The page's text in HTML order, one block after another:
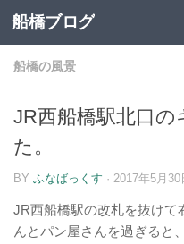
コンテンツへスキップ
船橋ブログ
船橋の風景
JR西船橋駅北口
た。
BY ふなばっくす · 2017年5月30
JR西船橋駅の改札を抜けて
んとパン屋さんを過ぎると